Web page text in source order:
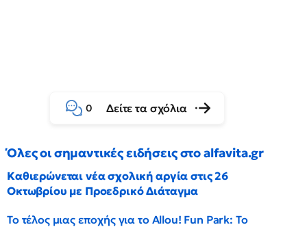
0 Δείτε τα σχόλια
Όλες οι σημαντικές ειδήσεις στο alfavita.gr
Καθιερώνεται νέα σχολική αργία στις 26
Οκτωβρίου με Προεδρικό Διάταγμα
Το τέλος μιας εποχής για το Allou! Fun Park: Το